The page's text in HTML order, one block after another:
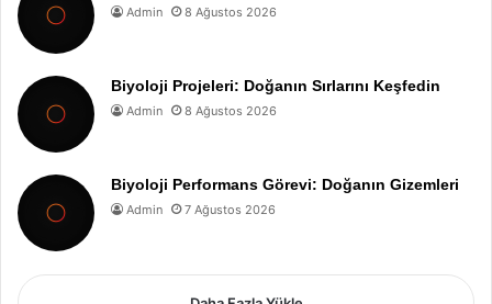
Admin 8 Ağustos 2026
Biyoloji Projeleri: Doğanın Sırlarını Keşfedin
Admin 8 Ağustos 2026
Biyoloji Performans Görevi: Doğanın Gizemleri
Admin 7 Ağustos 2026